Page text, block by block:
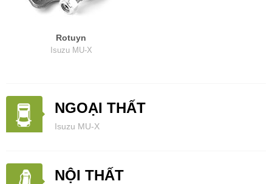
Rotuyn
Isuzu MU-X
NGOẠI THẤT
Isuzu MU-X
NỘI THẤT